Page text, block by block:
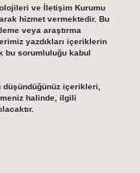
ve İletişim Kurumu
hizmet vermektedir. Bu
veya araştırma
yazdıkları içeriklerin
bu sorumluluğu kabul
düşündüğünüz içerikleri,
halinde, ilgili